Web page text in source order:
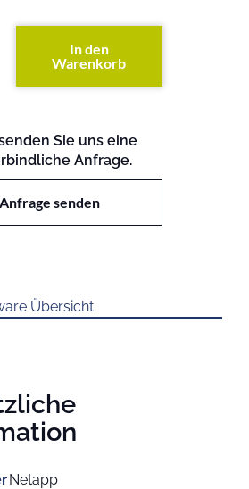
In den
Warenkorb
Sie uns eine
Anfrage.
Anfrage senden
Übersicht
Netapp